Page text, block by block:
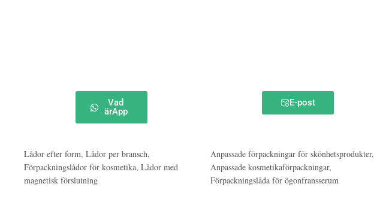
Vad
ärApp
E-post
Lådor efter form, Lådor per bransch,
Förpackningslådor för kosmetika, Lådor med
magnetisk förslutning
Anpassade förpackningar för skönhetsprodukter,
Anpassade kosmetikaförpackningar,
Förpackningslåda för ögonfransserum